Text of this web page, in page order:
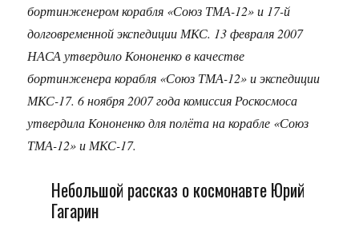
бортинженером корабля «Союз ТМА-12» и 17-й
долговременной экспедиции МКС. 13 февраля 2007
НАСА утвердило Кононенко в качестве
бортинженера корабля «Союз ТМА-12» и экспедиции
МКС-17. 6 ноября 2007 года комиссия Роскосмоса
утвердила Кононенко для полёта на корабле «Союз
ТМА-12» и МКС-17.
Небольшой рассказ о космонавте Юрий
Гагарин